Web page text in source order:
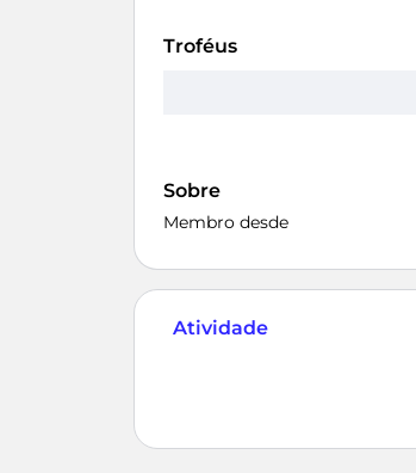
Troféus
Sobre
Membro desde
Atividade